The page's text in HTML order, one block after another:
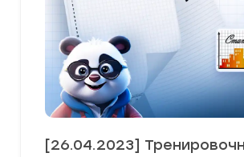
[26.04.2023]